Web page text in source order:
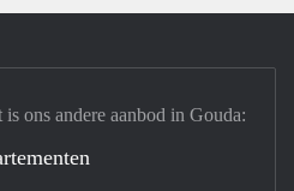
ons andere aanbod in Gouda: